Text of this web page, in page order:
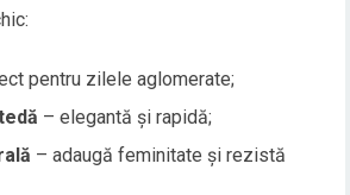
pentru zilele aglomerate;
– elegantă și rapidă;
– adaugă feminitate și rezistă